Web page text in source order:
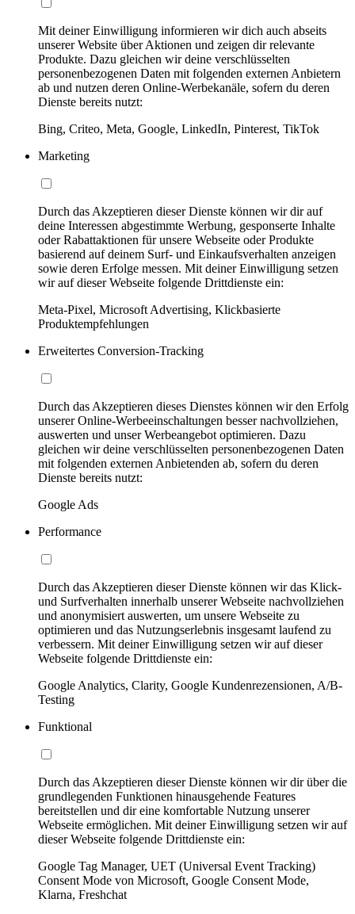
Mit deiner Einwilligung informieren wir dich auch abseits
unserer Website über Aktionen und zeigen dir relevante
Produkte. Dazu gleichen wir deine verschlüsselten
personenbezogenen Daten mit folgenden externen Anbietern
ab und nutzen deren Online-Werbekanäle, sofern du deren
Dienste bereits nutzt:
Bing, Criteo, Meta, Google, LinkedIn, Pinterest, TikTok
Marketing
Durch das Akzeptieren dieser Dienste können wir dir auf
deine Interessen abgestimmte Werbung, gesponserte Inhalte
oder Rabattaktionen für unsere Webseite oder Produkte
basierend auf deinem Surf- und Einkaufsverhalten anzeigen
sowie deren Erfolge messen. Mit deiner Einwilligung setzen
wir auf dieser Webseite folgende Drittdienste ein:
Meta-Pixel, Microsoft Advertising, Klickbasierte
Produktempfehlungen
Erweitertes Conversion-Tracking
Durch das Akzeptieren dieses Dienstes können wir den Erfolg
unserer Online-Werbeeinschaltungen besser nachvollziehen,
auswerten und unser Werbeangebot optimieren. Dazu
gleichen wir deine verschlüsselten personenbezogenen Daten
mit folgenden externen Anbietenden ab, sofern du deren
Dienste bereits nutzt:
Google Ads
Performance
Durch das Akzeptieren dieser Dienste können wir das Klick-
und Surfverhalten innerhalb unserer Webseite nachvollziehen
und anonymisiert auswerten, um unsere Webseite zu
optimieren und das Nutzungserlebnis insgesamt laufend zu
verbessern. Mit deiner Einwilligung setzen wir auf dieser
Webseite folgende Drittdienste ein:
Google Analytics, Clarity, Google Kundenrezensionen, A/B-
Testing
Funktional
Durch das Akzeptieren dieser Dienste können wir dir über die
grundlegenden Funktionen hinausgehende Features
bereitstellen und dir eine komfortable Nutzung unserer
Webseite ermöglichen. Mit deiner Einwilligung setzen wir auf
dieser Webseite folgende Drittdienste ein:
Google Tag Manager, UET (Universal Event Tracking)
Consent Mode von Microsoft, Google Consent Mode,
Klarna, Freshchat